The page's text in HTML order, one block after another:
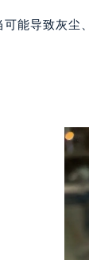
市崇川区工
市丰泽区宝
市南区山东
市芝罘区胜
市朝阳区西
市南明区都
市盘龙区北
可能导致灰尘